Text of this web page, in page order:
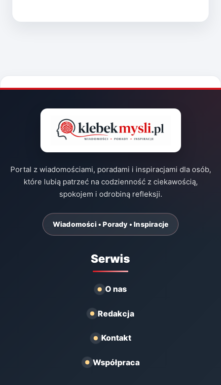
Portal z wiadomościami, poradami i inspiracjami dla osób,
które lubią patrzeć na codzienność z ciekawością,
spokojem i odrobiną refleksji.
Wiadomości • Porady • Inspiracje
Serwis
O nas
Redakcja
Kontakt
Współpraca